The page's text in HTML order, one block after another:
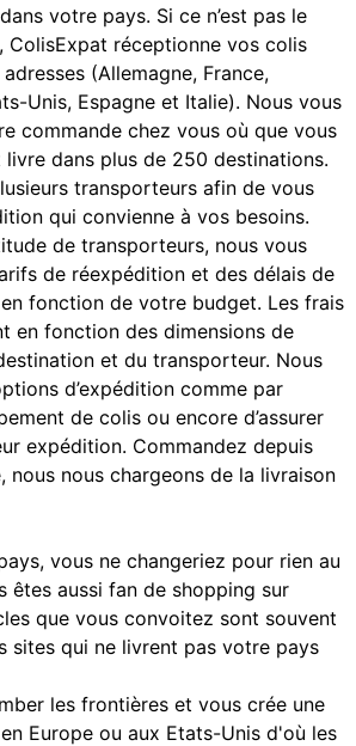
votre pays. Si ce n’est pas le
ColisExpat réceptionne vos colis
(Allemagne, France,
Unis, Espagne et Italie). Nous vous
commande chez vous où que vous
dans plus de 250 destinations.
transporteurs afin de vous
qui convienne à vos besoins.
de transporteurs, nous vous
de réexpédition et des délais de
fonction de votre budget. Les frais
en fonction des dimensions de
et du transporteur. Nous
d’expédition comme par
de colis ou encore d’assurer
expédition. Commandez depuis
nous nous chargeons de la livraison
vous ne changeriez pour rien au
êtes aussi fan de shopping sur
que vous convoitez sont souvent
sites qui ne livrent pas votre pays
les frontières et vous crée une
Europe ou aux Etats-Unis d'où les